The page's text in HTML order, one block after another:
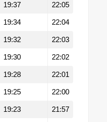
19:37 22:05
19:34 22:04
19:32 22:03
19:30 22:02
19:28 22:01
19:25 22:00
19:23 21:57